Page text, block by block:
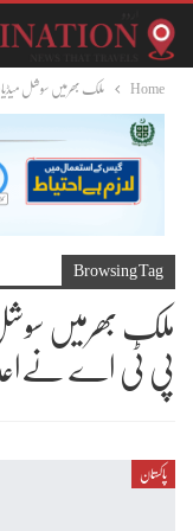
Home ملک بھرمیں سوشل میڈیا
Browsing Tag
ملک بھرمیں سوشل
پی ٹی اے
پاکستان